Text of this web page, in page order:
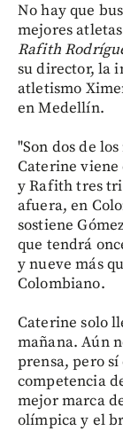
No hay que
mejores
Rafith
su director, la
atletismo
en Medellín.
"Son dos de
Caterine viene
y Rafith tres
afuera, en
sostiene
que tendrá
y nueve más
Colombiano.
Caterine solo
mañana. Aún
prensa, pero sí
competencia
mejor marca
olímpica y el